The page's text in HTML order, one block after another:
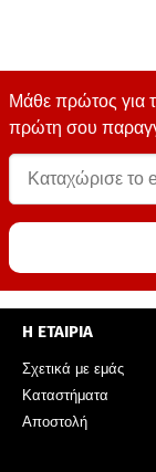
Μάθε πρώτος για
πρώτη σου
Η ΕΤΑΙΡΙΑ
Σχετικά με εμάς
Καταστήματα
Αποστολή